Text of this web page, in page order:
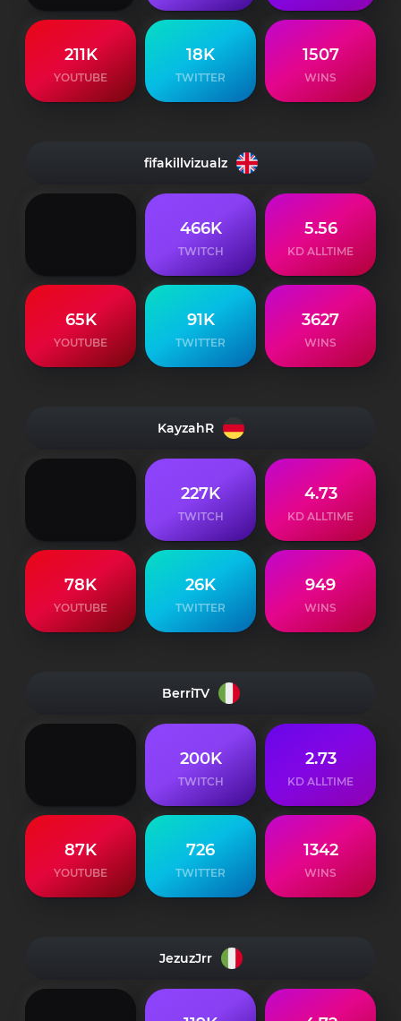
211K
YOUTUBE
18K
TWITTER
1507
WINS
fifakillvizualz
466K
TWITCH
5.56
KD ALLTIME
65K
YOUTUBE
91K
TWITTER
3627
WINS
KayzahR
227K
TWITCH
4.73
KD ALLTIME
78K
YOUTUBE
26K
TWITTER
949
WINS
BerriTV
200K
TWITCH
2.73
KD ALLTIME
87K
YOUTUBE
726
TWITTER
1342
WINS
JezuzJrr